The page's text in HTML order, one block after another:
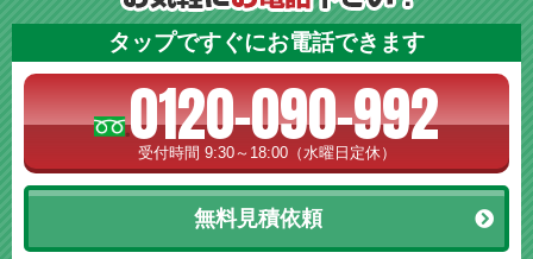
タップですぐにお電話できます
0120-090-992
受付時間 9:30～18:00（水曜日定休）
無料見積依頼